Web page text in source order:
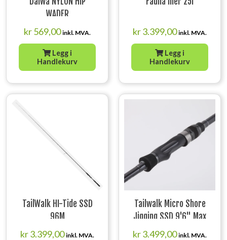
WADER
kr569,00 inkl. MVA.
Legg i
Handlekurv
kr3.399,00 inkl. MVA.
Legg i
Handlekurv
TailWalk HI-Tide SSD
96M
kr3.399,00 inkl. MVA.
Tailwalk Micro Shore
Jigging SSD 9'6" Max
30g
kr3.499,00 inkl. MVA.